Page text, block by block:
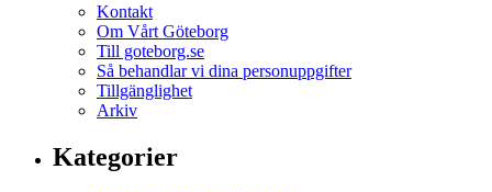
Kontakt
Om Vårt Göteborg
Till goteborg.se
Så behandlar vi dina personuppgifter
Tillgänglighet
Arkiv
Kategorier